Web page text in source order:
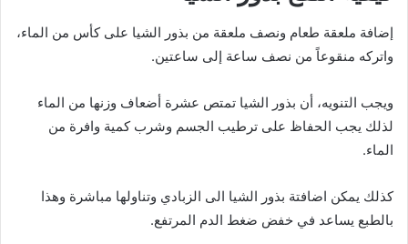
إضافة ملعقة طعام ونصف ملعقة من بذور الشيا على كأس من الماء،
واتركه منقوعاً من نصف ساعة إلى ساعتين.
ويجب التنويه، أن بذور الشيا تمتص عشرة أضعاف وزنها من الماء
لذلك يجب الحفاظ على ترطيب الجسم وشرب كمية وافرة من
الماء.
كذلك يمكن اضافتة بذور الشيا الى الزبادي وتناولها مباشرة وهذا
بالطبع يساعد في خفض ضغط الدم المرتفع.